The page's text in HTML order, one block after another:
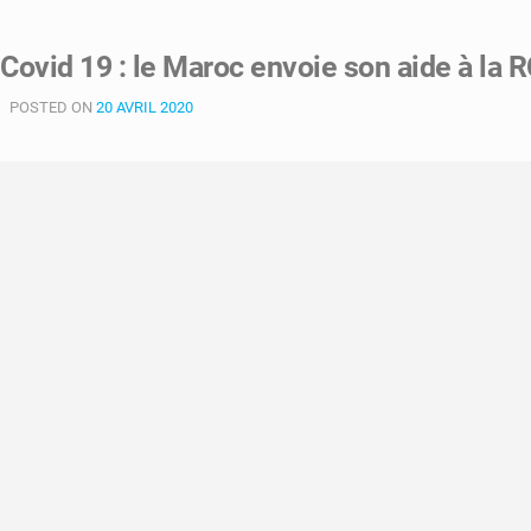
:
Covid 19 : le Maroc envoie son aide à la
POSTED ON 20 AVRIL 2020